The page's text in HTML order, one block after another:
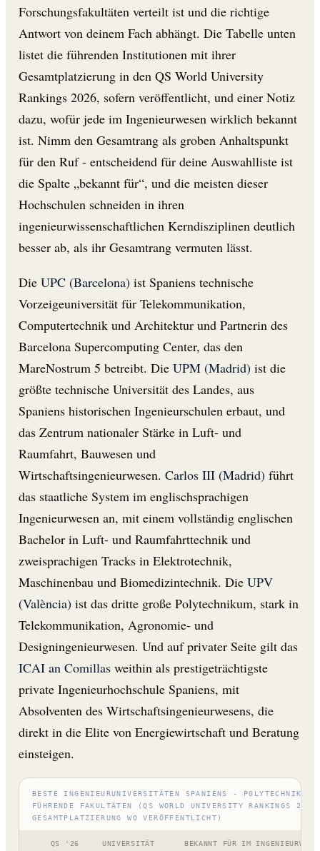
Forschungsfakultäten verteilt ist und die richtige
Antwort von deinem Fach abhängt. Die Tabelle unten
listet die führenden Institutionen mit ihrer
Gesamtplatzierung in den QS World University
Rankings 2026, sofern veröffentlicht, und einer Notiz
dazu, wofür jede im Ingenieurwesen wirklich bekannt
ist. Nimm den Gesamtrang als groben Anhaltspunkt
für den Ruf - entscheidend für deine Auswahlliste ist
die Spalte „bekannt für“, und die meisten dieser
Hochschulen schneiden in ihren
ingenieurwissenschaftlichen Kerndisziplinen deutlich
besser ab, als ihr Gesamtrang vermuten lässt.
Die UPC (Barcelona) ist Spaniens technische
Vorzeigeuniversität für Telekommunikation,
Computertechnik und Architektur und Partnerin des
Barcelona Supercomputing Center, das den
MareNostrum 5 betreibt. Die UPM (Madrid) ist die
größte technische Universität des Landes, aus
Spaniens historischen Ingenieurschulen erbaut, und
das Zentrum nationaler Stärke in Luft- und
Raumfahrt, Bauwesen und
Wirtschaftsingenieurwesen. Carlos III (Madrid) führt
das staatliche System im englischsprachigen
Ingenieurwesen an, mit einem vollständig englischen
Bachelor in Luft- und Raumfahrttechnik und
zweisprachigen Tracks in Elektrotechnik,
Maschinenbau und Biomedizintechnik. Die UPV
(València) ist das dritte große Polytechnikum, stark in
Telekommunikation, Agronomie- und
Designingenieurwesen. Und auf privater Seite gilt das
ICAI an Comillas weithin als prestigeträchtigste
private Ingenieurhochschule Spaniens, mit
Absolventen des Wirtschaftsingenieurwesens, die
direkt in die Elite von Energiewirtschaft und Beratung
einsteigen.
BESTE INGENIEURUNIVERSITÄTEN SPANIENS - POLYTECHNIKA
FÜHRENDE FAKULTÄTEN (QS WORLD UNIVERSITY RANKINGS
GESAMTPLATZIERUNG WO VERÖFFENTLICHT)
QS '26 UNIVERSITÄT BEKANNT FÜR IM